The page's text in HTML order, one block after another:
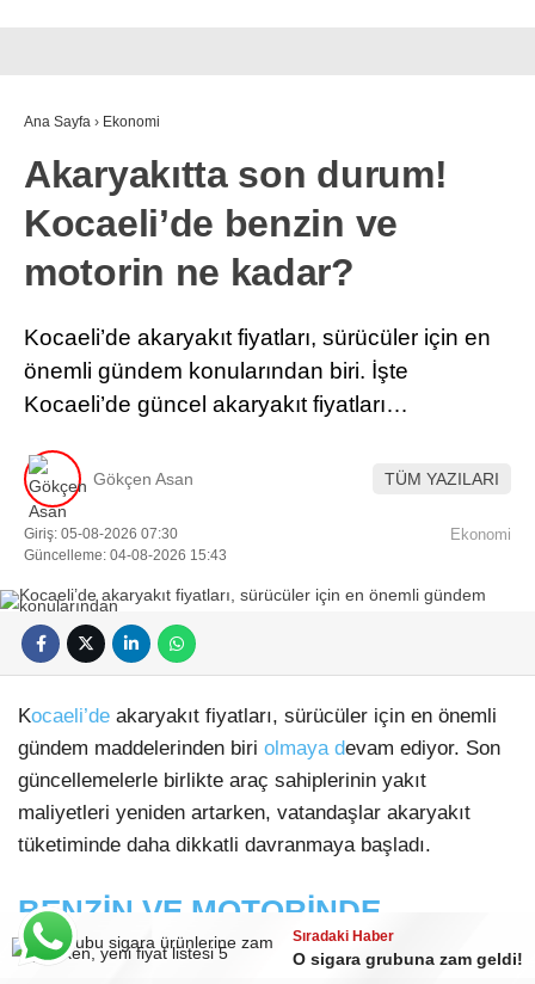
Sıradaki Haber
Döviz kuru güne nasıl başladı?
Ana Sayfa › Ekonomi
Akaryakıtta son durum!
Kocaeli’de benzin ve
motorin ne kadar?
Kocaeli’de akaryakıt fiyatları, sürücüler için en
önemli gündem konularından biri. İşte
Kocaeli’de güncel akaryakıt fiyatları…
Gökçen Asan TÜM YAZILARI
Giriş: 05-08-2026 07:30
Güncelleme: 04-08-2026 15:43
Ekonomi
Kocaeli’de akaryakıt fiyatları, sürücüler için en önemli
gündem maddelerinden biri olmaya devam ediyor. Son
güncellemelerle birlikte araç sahiplerinin yakıt
maliyetleri yeniden artarken, vatandaşlar akaryakıt
tüketiminde daha dikkatli davranmaya başladı.
BENZİN VE MOTORİNDE
GÜNCEL FİYATLAR
Sıradaki Haber
O sigara grubuna zam geldi!